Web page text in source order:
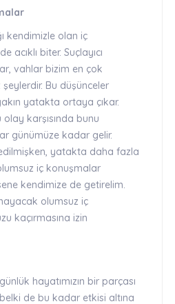
kendimizle olan iç
acıklı biter. Suçlayıcı
vahlar bizim en çok
Bu düşünceler
yatakta ortaya çıkar.
olay karşısında bunu
günümüze kadar gelir.
yatakta daha fazla
iç konuşmalar
kendimize de getirelim.
olumsuz iç
kaçırmasına izin
hayatımızın bir parçası
de bu kadar etkisi altına